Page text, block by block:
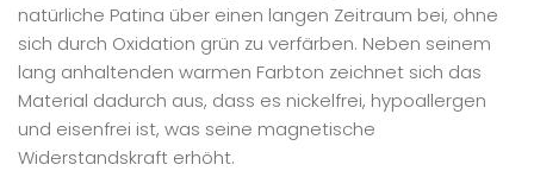
natürliche Patina über einen langen Zeitraum bei, ohne
sich durch Oxidation grün zu verfärben. Neben seinem
lang anhaltenden warmen Farbton zeichnet sich das
Material dadurch aus, dass es nickelfrei, hypoallergen
und eisenfrei ist, was seine magnetische
Widerstandskraft erhöht.